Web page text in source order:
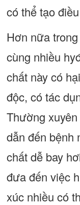
có thể tạo
Hơn nữa
cùng nhiều
chất này có
độc, có tác
Thường
dẫn đến bệnh
chất dễ bay
đưa đến việc
xúc nhiều có